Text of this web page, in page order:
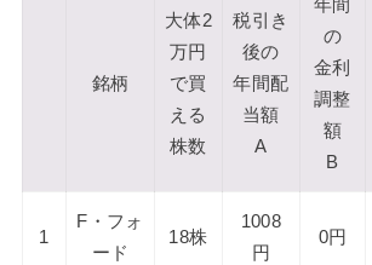
銘柄
大体2
万円
で買
える
株数
税引き
後の
年間配
当額
A
年間
の
金利
調整
額
B
1
F・フォ
ード
18株
1008
円
0円